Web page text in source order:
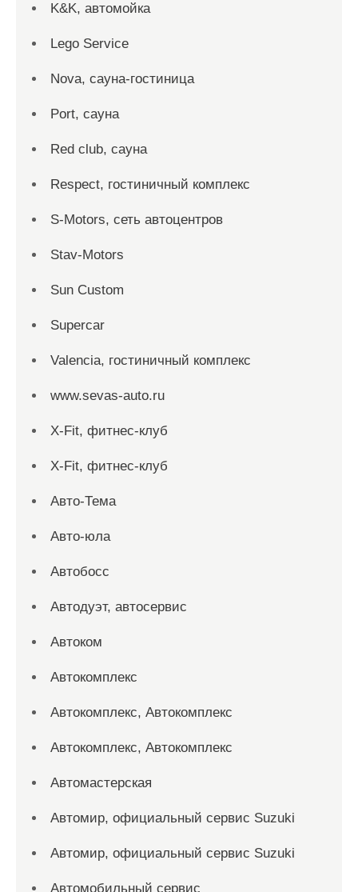
K&K, автомойка
Lego Service
Nova, сауна-гостиница
Port, сауна
Red сlub, сауна
Respect, гостиничный комплекс
S-Motors, сеть автоцентров
Stav-Motors
Sun Custom
Supercar
Valencia, гостиничный комплекс
www.sevas-auto.ru
X-Fit, фитнес-клуб
X-Fit, фитнес-клуб
Авто-Тема
Авто-юла
Автобосс
Автодуэт, автосервис
Автоком
Автокомплекс
Автокомплекс, Автокомплекс
Автокомплекс, Автокомплекс
Автомастерская
Автомир, официальный сервис Suzuki
Автомир, официальный сервис Suzuki
Автомобильный сервис